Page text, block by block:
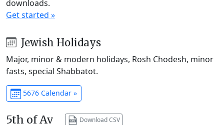
downloads.
Get started »
Jewish Holidays
Major, minor & modern holidays, Rosh Chodesh, minor
fasts, special Shabbatot.
5676 Calendar »
5th of Av Download CSV